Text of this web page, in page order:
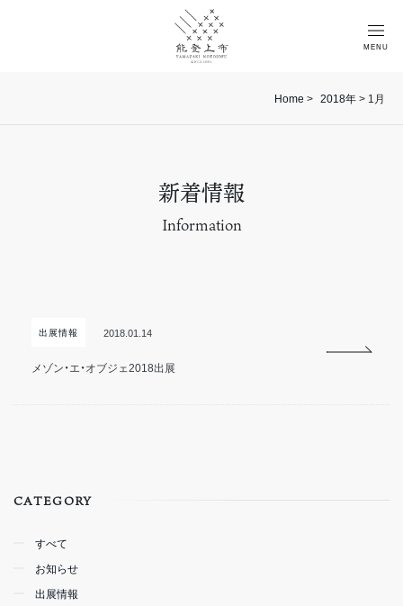
MENU
Home > 2018年> 1月
新着情報
Information
出展情報 2018.01.14
メゾン・エ・オブジェ2018出展
CATEGORY
すべて
お知らせ
出展情報